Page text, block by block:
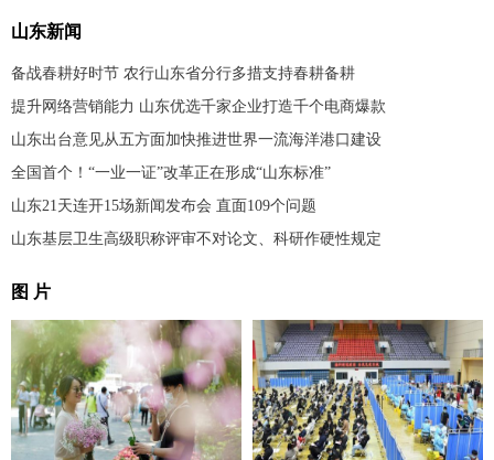
山东新闻
备战春耕好时节 农行山东省分行多措支持春耕备耕
提升网络营销能力 山东优选千家企业打造千个电商爆款
山东出台意见从五方面加快推进世界一流海洋港口建设
全国首个！“一业一证”改革正在形成“山东标准”
山东21天连开15场新闻发布会 直面109个问题
山东基层卫生高级职称评审不对论文、科研作硬性规定
图 片